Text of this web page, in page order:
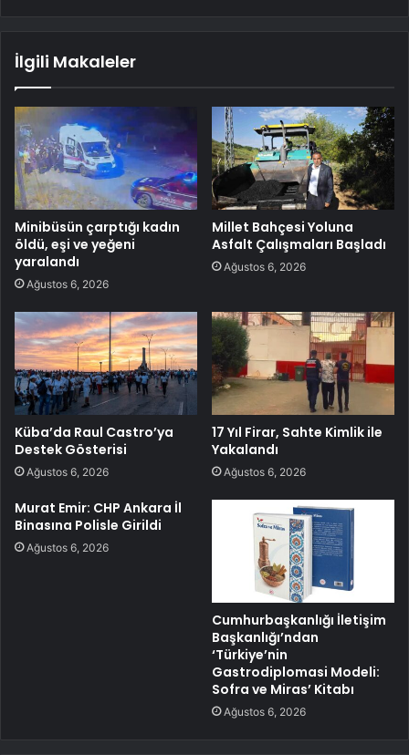
İlgili Makaleler
Minibüsün çarptığı kadın
öldü, eşi ve yeğeni
yaralandı
Ağustos 6, 2026
Millet Bahçesi Yoluna
Asfalt Çalışmaları Başladı
Ağustos 6, 2026
Küba’da Raul Castro’ya
Destek Gösterisi
Ağustos 6, 2026
17 Yıl Firar, Sahte Kimlik ile
Yakalandı
Ağustos 6, 2026
Murat Emir: CHP Ankara İl
Binasına Polisle Girildi
Ağustos 6, 2026
Cumhurbaşkanlığı İletişim
Başkanlığı’ndan
‘Türkiye’nin
Gastrodiplomasi Modeli:
Sofra ve Miras’ Kitabı
Ağustos 6, 2026